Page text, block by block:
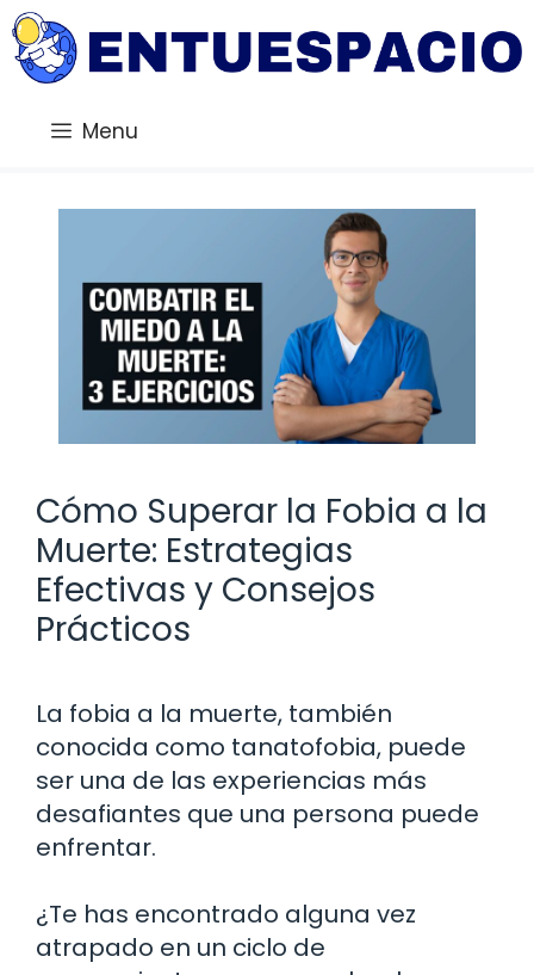
Saltar
al
contenido
Menu
Cómo Superar la Fobia a la
Muerte: Estrategias
Efectivas y Consejos
Prácticos
La fobia a la muerte, también
conocida como tanatofobia, puede
ser una de las experiencias más
desafiantes que una persona puede
enfrentar.
¿Te has encontrado alguna vez
atrapado en un ciclo de